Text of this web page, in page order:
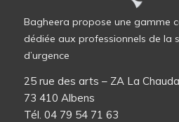
Bagheera propose une gamme
dédiée aux professionnels de la
d’urgence
25 rue des arts – ZA La
73 410 Albens
Tél. 04 79 54 71 63